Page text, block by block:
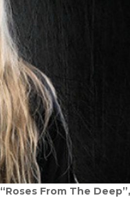
“Roses From The Deep”,